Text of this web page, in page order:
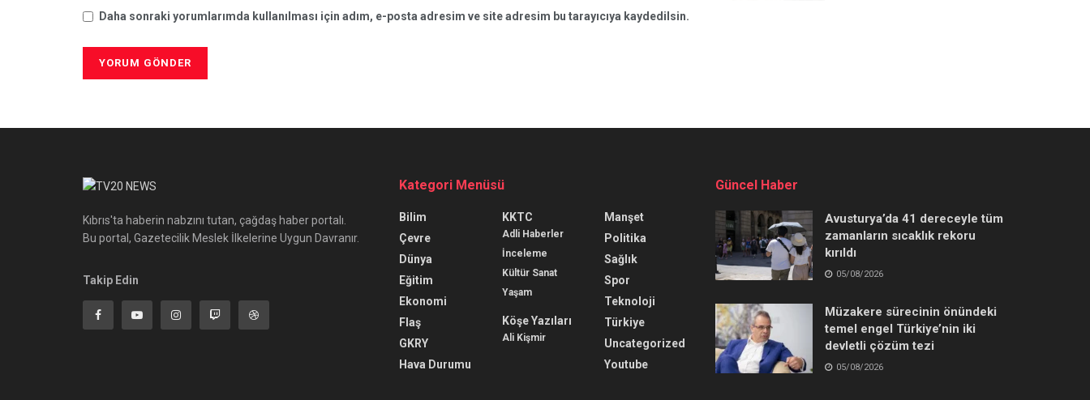
Daha sonraki yorumlarımda kullanılması için adım, e-posta adresim ve site adresim bu tarayıcıya kaydedilsin.
Kıbrıs'ta haberin nabzını tutan, çağdaş haber portalı.
Bu portal, Gazetecilik Meslek İlkelerine Uygun Davranır.
Takip Edin
Kategori Menüsü
Bilim
Çevre
Dünya
Eğitim
Ekonomi
Flaş
GKRY
Hava Durumu
KKTC
Adli Haberler
İnceleme
Kültür Sanat
Yaşam
Köşe Yazıları
Ali Kişmir
Manşet
Politika
Sağlık
Spor
Teknoloji
Türkiye
Uncategorized
Youtube
Güncel Haber
Avusturya’da 41 dereceyle tüm
zamanların sıcaklık rekoru
kırıldı
05/08/2026
Müzakere sürecinin önündeki
temel engel Türkiye’nin iki
devletli çözüm tezi
05/08/2026